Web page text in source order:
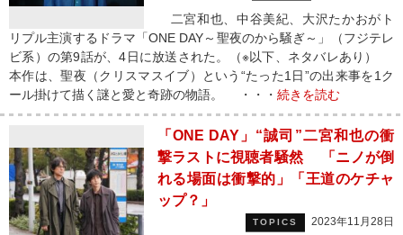
二宮和也、中谷美紀、大沢たかおがト
リプル主演するドラマ「ONE DAY～聖夜のから騒ぎ～」（フジテレ
ビ系）の第9話が、4日に放送された。（※以下、ネタバレあり）
本作は、聖夜（クリスマスイブ）という“たった1日”の出来事を1ク
ール掛けて描く謎と愛と奇跡の物語。 ・・・ 続きを読む
「ONE DAY」“誠司”二宮和也の衝
撃ラストに視聴者騒然 「ニノが倒
れる場面は衝撃的」「王道のケチャ
ップ？」
TOPICS 2023年11月28日